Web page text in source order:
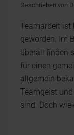
Geschrieben von
Teamarbeit ist
geworden. Im
überall finden
für einen
allgemein
Teamgeist
sind. Doch